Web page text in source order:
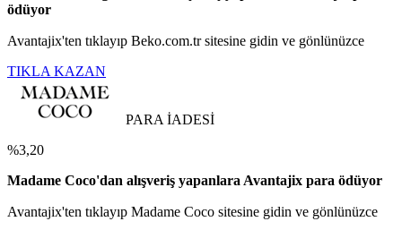
ödüyor
Avantajix'ten tıklayıp Beko.com.tr sitesine gidin ve gönlünüzce
TIKLA KAZAN
PARA İADESİ
%3,20
Madame Coco'dan alışveriş yapanlara Avantajix para ödüyor
Avantajix'ten tıklayıp Madame Coco sitesine gidin ve gönlünüzce